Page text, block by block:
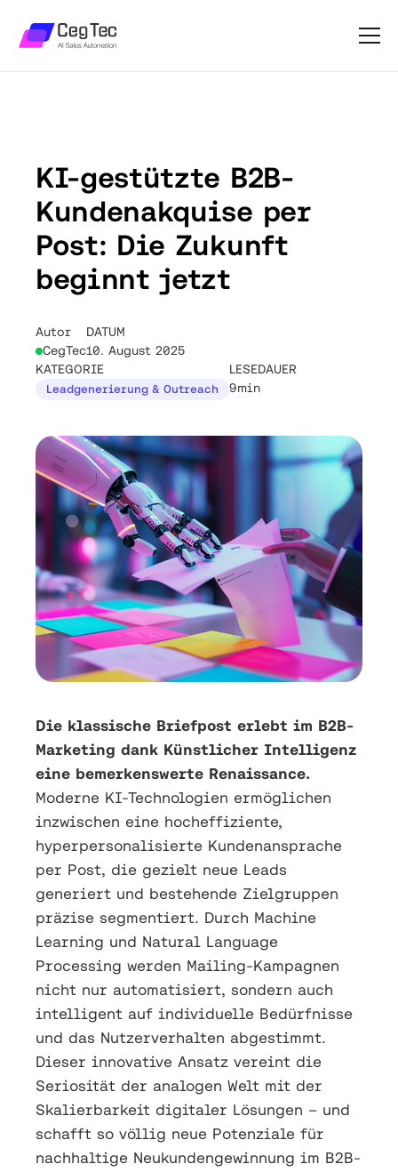
KI-gestützte B2B-
Kundenakquise per
Post: Die Zukunft
beginnt jetzt
Autor
CegTec
DATUM
10. August 2025
KATEGORIE
Leadgenerierung & Outreach
LESEDAUER
9min
Die klassische Briefpost erlebt im B2B-
Marketing dank Künstlicher Intelligenz
eine bemerkenswerte Renaissance.
Moderne KI-Technologien ermöglichen
inzwischen eine hocheffiziente,
hyperpersonalisierte Kundenansprache
per Post, die gezielt neue Leads
generiert und bestehende Zielgruppen
präzise segmentiert. Durch Machine
Learning und Natural Language
Processing werden Mailing-Kampagnen
nicht nur automatisiert, sondern auch
intelligent auf individuelle Bedürfnisse
und das Nutzerverhalten abgestimmt.
Dieser innovative Ansatz vereint die
Seriosität der analogen Welt mit der
Skalierbarkeit digitaler Lösungen – und
schafft so völlig neue Potenziale für
nachhaltige Neukundengewinnung im B2B-